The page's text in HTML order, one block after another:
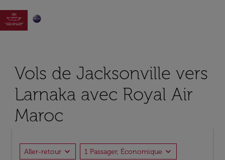

Vols de Jacksonville vers
Larnaka avec Royal Air
Maroc
Aller-retour expand_more 1 Passager, Économique expand_more